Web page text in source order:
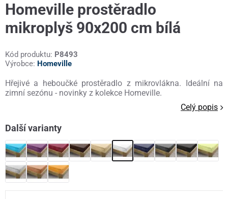
Homeville prostěradlo
mikroplyš 90x200 cm bílá
Kód produktu: P8493
Výrobce: Homeville
Hřejivé a heboučké prostěradlo z mikrovlákna. Ideální na
zimní sezónu - novinky z kolekce Homeville.
Celý popis
Další varianty